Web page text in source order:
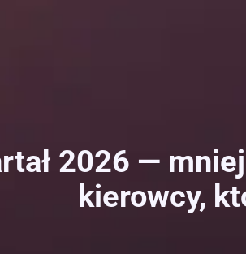
2026 —
kierowcy,